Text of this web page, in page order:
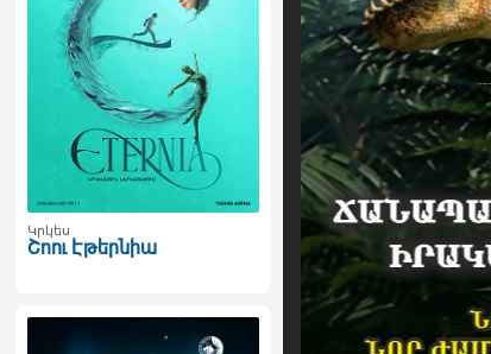
Կրկես
Շոու Էթերնիա